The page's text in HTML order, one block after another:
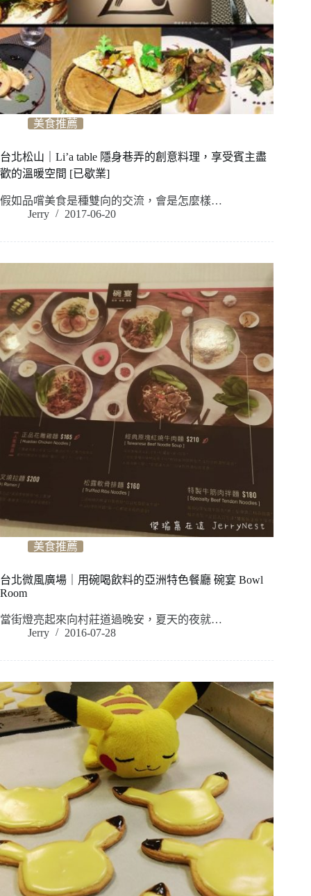
美食推薦
台北松山｜Li’a table 隱身巷弄的創意料理，享受賓主盡
歡的溫暖空間 [已歇業]
假如品嚐美食是種雙向的交流，會是怎麼樣…
Jerry
2017-06-20
美食推薦
台北微風廣場｜用碗喝飲料的亞洲特色餐廳 碗宴 Bowl
Room
當街燈亮起來向村莊道過晚安，夏天的夜就…
Jerry
2016-07-28